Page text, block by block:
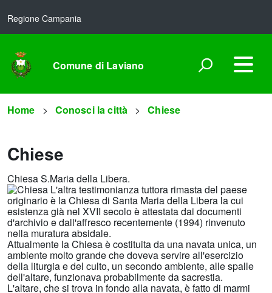
Regione Campania
Comune di Laviano
Home Conosci la città Chiese
Chiese
Chiesa S.Maria della Libera.
L'altra testimonianza tuttora rimasta del paese
originario è la Chiesa di Santa Maria della Libera la cui
esistenza già nel XVII secolo è attestata dai documenti
d'archivio e dall'affresco recentemente (1994) rinvenuto
nella muratura absidale.
Attualmente la Chiesa è costituita da una navata unica, un
ambiente molto grande che doveva servire all'esercizio
della liturgia e del culto, un secondo ambiente, alle spalle
dell'altare, funzionava probabilmente da sacrestia.
L'altare, che si trova in fondo alla navata, è fatto di marmi